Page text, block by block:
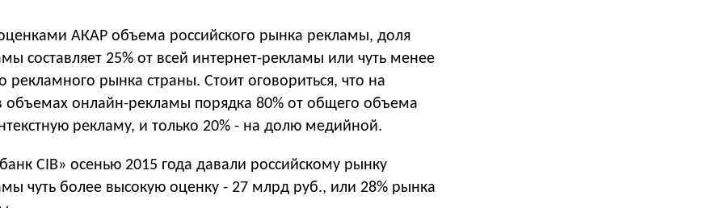
оценками АКАР объема российского рынка рекламы, доля
составляет 25% от всей интернет-рекламы или чуть менее
рекламного рынка страны. Стоит оговориться, что на
онлайн-рекламы порядка 80% от общего объема
рекламу, и только 20% - на долю медийной.
CIB» осенью 2015 года давали российскому рынку
чуть более высокую оценку - 27 млрд руб., или 28% рынка